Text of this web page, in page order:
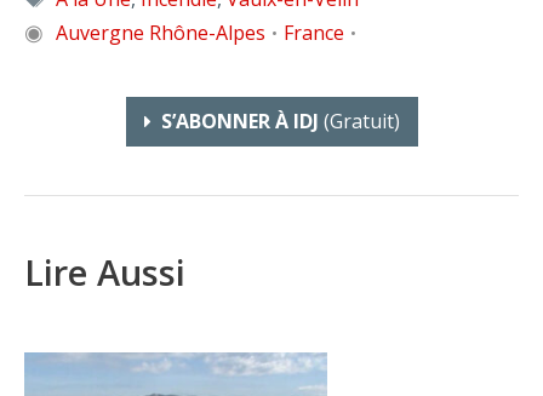
◉ Auvergne Rhône-Alpes • France •
S’ABONNER À IDJ (gratuit)
Lire Aussi